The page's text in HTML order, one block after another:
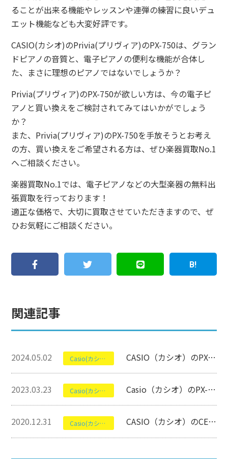
ることが出来る機能やレッスンや連弾の練習に良いデュ
エット機能なども大変好評です。
CASIO(カシオ)のPrivia(プリヴィア)のPX-750は、グラン
ドピアノの音質と、電子ピアノの便利な機能が合体し
た、まさに理想のピアノではないでしょうか？
Privia(プリヴィア)のPX-750が欲しい方は、今の電子ピ
アノと買い換えをご検討されてみてはいかがでしょう
か？
また、Privia(プリヴィア)のPX-750を手放そうとお考え
の方、買い換えをご希望される方は、ぜひ楽器買取No.1
へご相談ください。
楽器買取No.1では、電子ピアノなどの大型楽器の無料出
張買取を行っております！
適正な価格で、大切に買取させていただきますので、ぜ
ひお気軽にご相談ください。
関連記事
2024.05.02 Casio(カシオ) CASIO（カシオ）のPX-S1100について【電子ピアノ】
2023.03.23 Casio(カシオ) Casio（カシオ）のPX-750について【電子ピアノ】
2020.12.31 Casio(カシオ) CASIO（カシオ）のCELVIANO AP-470について【電子ピアノ】